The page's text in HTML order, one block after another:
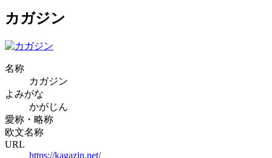
カガジン
名称
カガジン
よみがな
かがじん
愛称・略称
欧文名称
URL
https://kagazin.net/